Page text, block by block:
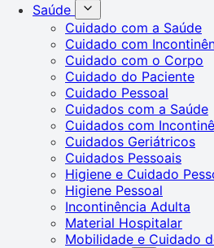
Saúde
Cuidado com a Saúde
Cuidado com
Cuidado com o Corpo
Cuidado do Paciente
Cuidado Pessoal
Cuidados com a Saúde
Cuidados com
Cuidados Geriátricos
Cuidados Pessoais
Higiene e Cuidado
Higiene Pessoal
Incontinência Adulta
Material Hospitalar
Mobilidade e Cuidado